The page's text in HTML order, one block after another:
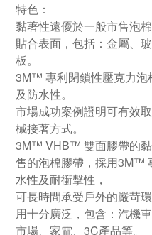
特色：
黏著性遠優於一般市售泡
貼合表面，包括：金屬、
板。
3M™ 專利閉鎖性壓克力泡
及防水性。
市場成功案例證明可有效
械接著方式。
3M™ VHB™ 雙面膠帶的黏
售的泡棉膠帶，採用3M™
水性及耐衝擊性，
可長時間承受戶外的嚴苛
用十分廣泛，包含：汽機
市場、家電、3C產品等。